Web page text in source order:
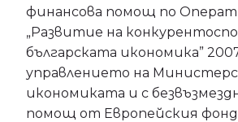
финансова помощ по
„Развитие на
българската икономика”
управлението на
икономиката и с
помощ от Европейския фонд